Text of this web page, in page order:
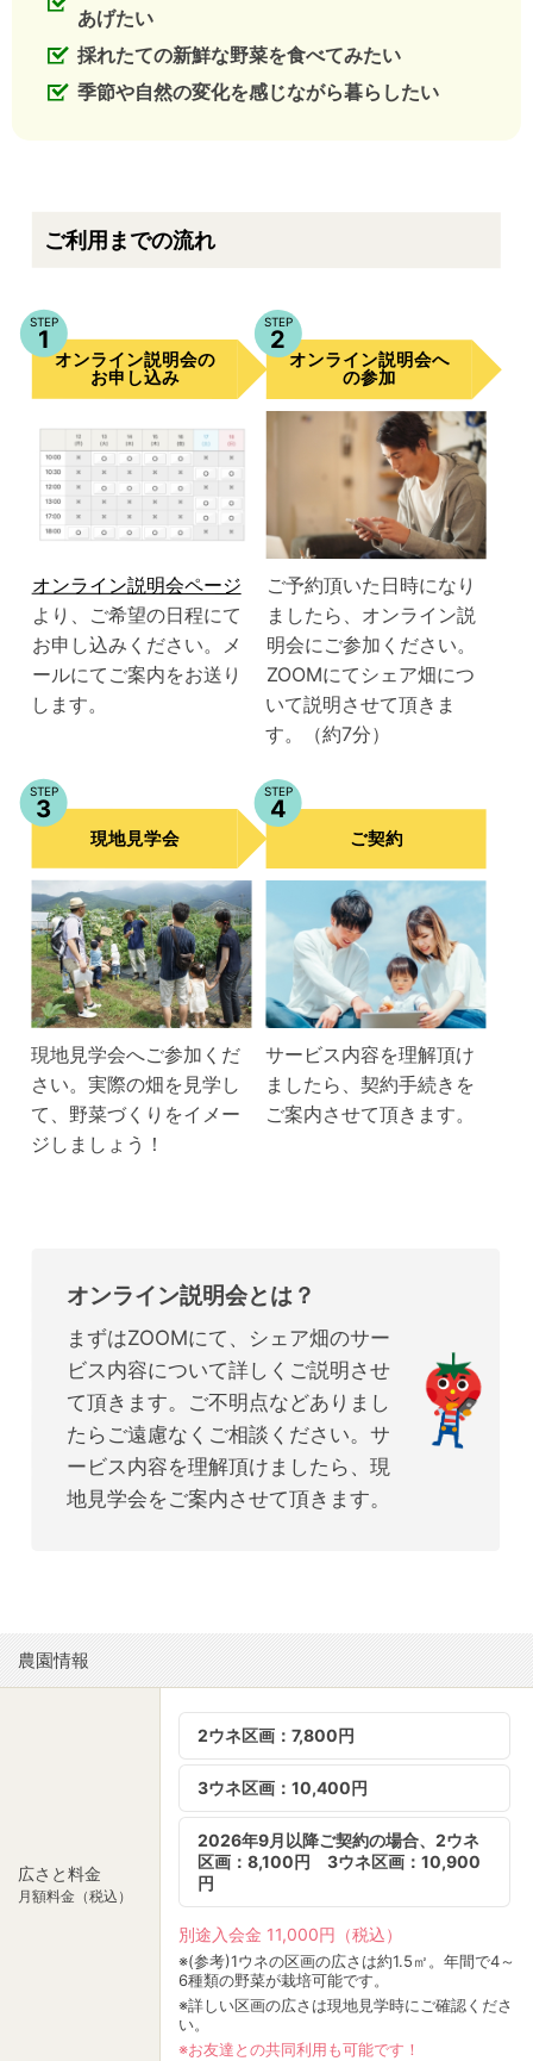
あげたい
採れたての新鮮な野菜を食べてみたい
季節や自然の変化を感じながら暮らしたい
ご利用までの流れ
STEP
1
オンライン説明会の
お申し込み
オンライン説明会ページ
より、ご希望の日程にて
お申し込みください。メ
ールにてご案内をお送り
します。
STEP
2
オンライン説明会へ
の参加
ご予約頂いた日時になり
ましたら、オンライン説
明会にご参加ください。
ZOOMにてシェア畑につ
いて説明させて頂きま
す。（約7分）
STEP
3
現地見学会
現地見学会へご参加くだ
さい。実際の畑を見学し
て、野菜づくりをイメー
ジしましょう！
STEP
4
ご契約
サービス内容を理解頂け
ましたら、契約手続きを
ご案内させて頂きます。
オンライン説明会とは？
まずはZOOMにて、シェア畑のサー
ビス内容について詳しくご説明させ
て頂きます。ご不明点などありまし
たらご遠慮なくご相談ください。サ
ービス内容を理解頂けましたら、現
地見学会をご案内させて頂きます。
農園情報
広さと料金
月額料金（税込）
2ウネ区画：7,800円
3ウネ区画：10,400円
2026年9月以降ご契約の場合、2ウネ
区画：8,100円 3ウネ区画：10,900
円
別途入会金 11,000円（税込）
※(参考)1ウネの区画の広さは約1.5㎡。年間で4～
6種類の野菜が栽培可能です。
※詳しい区画の広さは現地見学時にご確認くださ
い。
※お友達との共同利用も可能です！